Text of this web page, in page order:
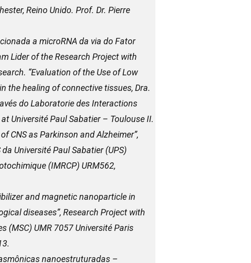
Reino Unido. Prof. Dr. Pierre
a microRNA da via do Fator
Lider of the Research Project with
“Evaluation of the Use of Low
the healing of connective tissues, Dra.
do Laboratorie des Interactions
Université Paul Sabatier – Toulouse II.
CNS as Parkinson and Alzheimer”,
Université Paul Sabatier (UPS)
(IMRCP) URM562,
and magnetic nanoparticle in
diseases”, Research Project with
(MSC) UMR 7057 Université Paris
nanoestruturadas –